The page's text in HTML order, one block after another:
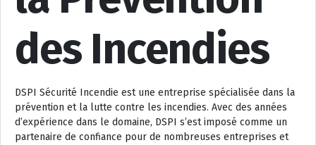
des Incendies
DSPI Sécurité Incendie est une entreprise spécialisée dans la
prévention et la lutte contre les incendies. Avec des années
d’expérience dans le domaine, DSPI s’est imposé comme un
partenaire de confiance pour de nombreuses entreprises et